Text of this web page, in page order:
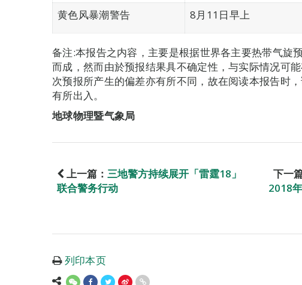
黄色风暴潮警告 8月11日早上
备注:本报告之内容，主要是根据世界各主要热带气旋
而成，然而由於预报结果具不确定性，与实际情况可
次预报所产生的偏差亦有所不同，故在阅读本报告时
有所出入。
地球物理暨气象局
上一篇： 三地警方持续展开「雷霆18」
联合警务行动
下一
2018
列印本页